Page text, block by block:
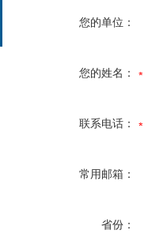
您的单位：
您的姓名：
联系电话：
常用邮箱：
省份：